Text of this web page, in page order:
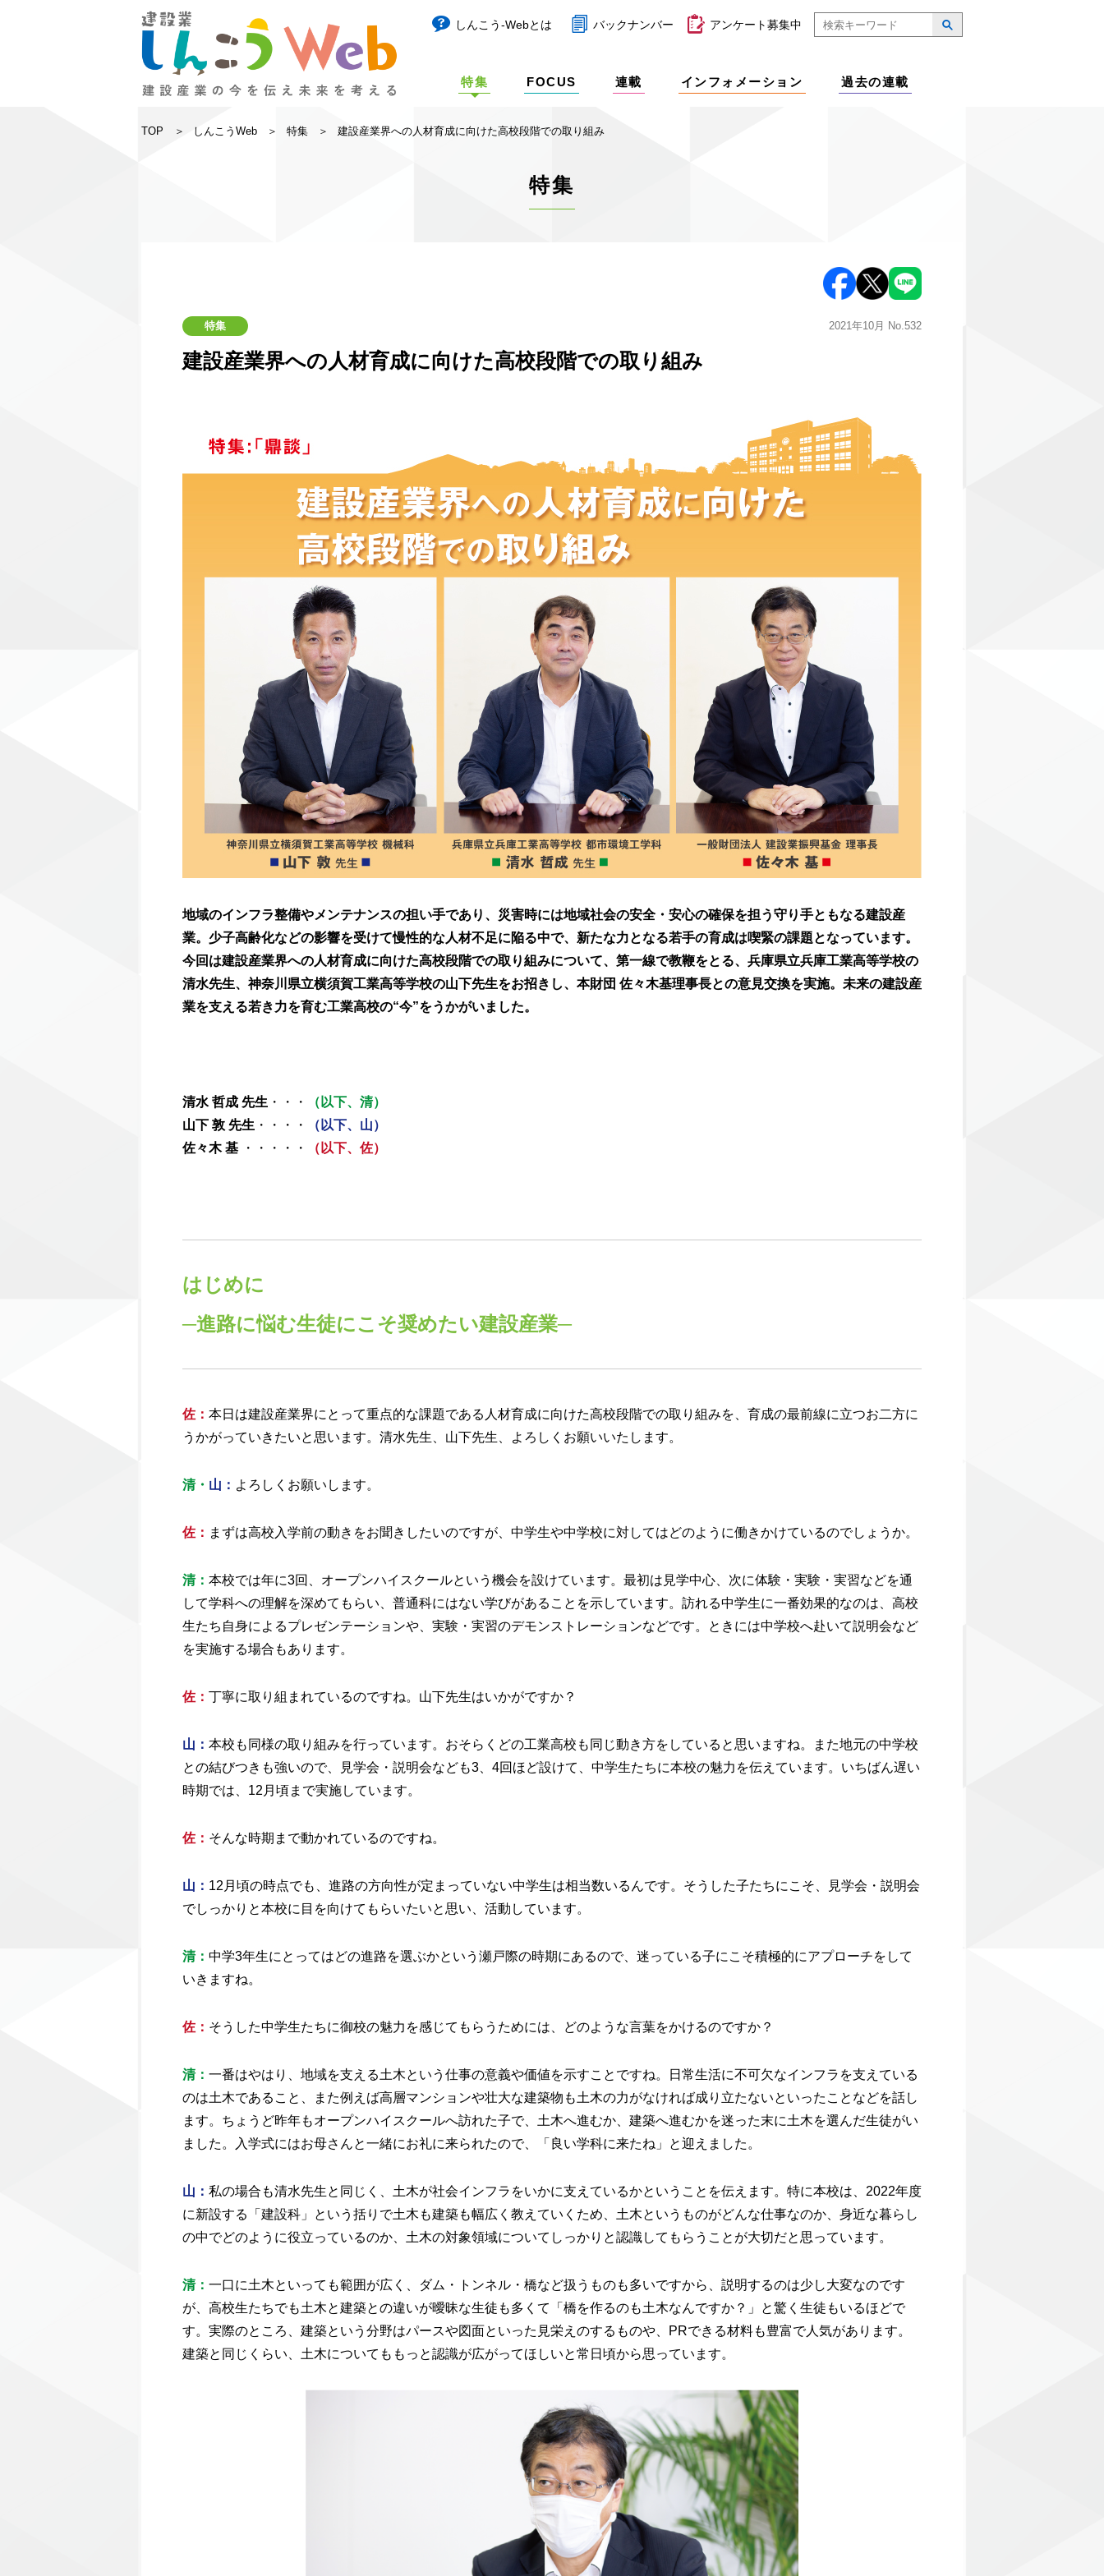
しんこう-Webとは バックナンバー アンケート募集中
特集 FOCUS 連載 インフォメーション 過去の連載
TOP しんこうWeb 特集 建設産業界への人材育成に向けた高校段階での取り組み
特集
特集 2021年10月 No.532
建設産業界への人材育成に向けた高校段階での取り組み
地域のインフラ整備やメンテナンスの担い手であり、災害時には地域社会の安全・安心の確保を担う守り手ともなる建設産
業。少子高齢化などの影響を受けて慢性的な人材不足に陥る中で、新たな力となる若手の育成は喫緊の課題となっています。
今回は建設産業界への人材育成に向けた高校段階での取り組みについて、第一線で教鞭をとる、兵庫県立兵庫工業高等学校の
清水先生、神奈川県立横須賀工業高等学校の山下先生をお招きし、本財団 佐々木基理事長との意見交換を実施。未来の建設産
業を支える若き力を育む工業高校の“今”をうかがいました。
清水 哲成 先生 ・・・
（以下、清）
山下 敦 先生 ・・・・
（以下、山）
佐々木 基 ・・・・・ （以下、佐）
はじめに
─進路に悩む生徒にこそ奨めたい建設産業─
佐 ： 本日は建設産業界にとって重点的な課題である人材育成に向けた高校段階での取り組みを、育成の最前線に立つお二方に
うかがっていきたいと思います。清水先生、山下先生、よろしくお願いいたします。
清・ 山： よろしくお願いします。
佐 ： まずは高校入学前の動きをお聞きしたいのですが、中学生や中学校に対してはどのように働きかけているのでしょうか。
清： 本校では年に3回、オープンハイスクールという機会を設けています。最初は見学中心、次に体験・実験・実習などを通
して学科への理解を深めてもらい、普通科にはない学びがあることを示しています。訪れる中学生に一番効果的なのは、高校
生たち自身によるプレゼンテーションや、実験・実習のデモンストレーションなどです。ときには中学校へ赴いて説明会など
を実施する場合もあります。
佐 ： 丁寧に取り組まれているのですね。山下先生はいかがですか？
山： 本校も同様の取り組みを行っています。おそらくどの工業高校も同じ動き方をしていると思いますね。また地元の中学校
との結びつきも強いので、見学会・説明会なども3、4回ほど設けて、中学生たちに本校の魅力を伝えています。いちばん遅い
時期では、12月頃まで実施しています。
佐 ： そんな時期まで動かれているのですね。
山： 12月頃の時点でも、進路の方向性が定まっていない中学生は相当数いるんです。そうした子たちにこそ、見学会・説明会
でしっかりと本校に目を向けてもらいたいと思い、活動しています。
清： 中学3年生にとってはどの進路を選ぶかという瀬戸際の時期にあるので、迷っている子にこそ積極的にアプローチをして
いきますね。
佐 ： そうした中学生たちに御校の魅力を感じてもらうためには、どのような言葉をかけるのですか？
清： 一番はやはり、地域を支える土木という仕事の意義や価値を示すことですね。日常生活に不可欠なインフラを支えている
のは土木であること、また例えば高層マンションや壮大な建築物も土木の力がなければ成り立たないといったことなどを話し
ます。ちょうど昨年もオープンハイスクールへ訪れた子で、土木へ進むか、建築へ進むかを迷った末に土木を選んだ生徒がい
ました。入学式にはお母さんと一緒にお礼に来られたので、「良い学科に来たね」と迎えました。
山： 私の場合も清水先生と同じく、土木が社会インフラをいかに支えているかということを伝えます。特に本校は、2022年度
に新設する「建設科」という括りで土木も建築も幅広く教えていくため、土木というものがどんな仕事なのか、身近な暮らし
の中でどのように役立っているのか、土木の対象領域についてしっかりと認識してもらうことが大切だと思っています。
清： 一口に土木といっても範囲が広く、ダム・トンネル・橋など扱うものも多いですから、説明するのは少し大変なのです
が、高校生たちでも土木と建築との違いが曖昧な生徒も多くて「橋を作るのも土木なんですか？」と驚く生徒もいるほどで
す。実際のところ、建築という分野はパースや図面といった見栄えのするものや、PRできる材料も豊富で人気があります。
建築と同じくらい、土木についてももっと認識が広がってほしいと常日頃から思っています。